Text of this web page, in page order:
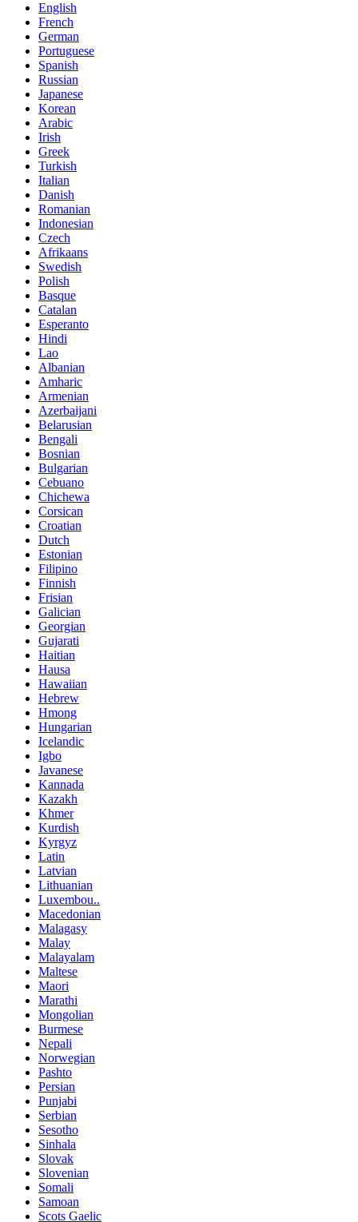
English
French
German
Portuguese
Spanish
Russian
Japanese
Korean
Arabic
Irish
Greek
Turkish
Italian
Danish
Romanian
Indonesian
Czech
Afrikaans
Swedish
Polish
Basque
Catalan
Esperanto
Hindi
Lao
Albanian
Amharic
Armenian
Azerbaijani
Belarusian
Bengali
Bosnian
Bulgarian
Cebuano
Chichewa
Corsican
Croatian
Dutch
Estonian
Filipino
Finnish
Frisian
Galician
Georgian
Gujarati
Haitian
Hausa
Hawaiian
Hebrew
Hmong
Hungarian
Icelandic
Igbo
Javanese
Kannada
Kazakh
Khmer
Kurdish
Kyrgyz
Latin
Latvian
Lithuanian
Luxembou..
Macedonian
Malagasy
Malay
Malayalam
Maltese
Maori
Marathi
Mongolian
Burmese
Nepali
Norwegian
Pashto
Persian
Punjabi
Serbian
Sesotho
Sinhala
Slovak
Slovenian
Somali
Samoan
Scots Gaelic